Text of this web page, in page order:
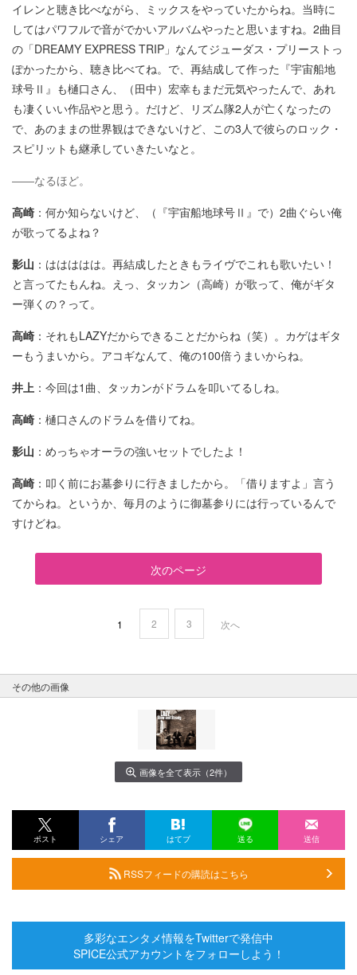
イレンと聴き比べながら、ミックスをやっていたからね。当時に
してはパワフルで音がでかいアルバムやったと思いますね。2曲目
の「DREAMY EXPRESS TRIP」なんてジューダス・プリーストっ
ぽかったから、聴き比べてね。で、再結成して作った『宇宙船地
球号Ⅱ』も樋口さん、（田中）宏幸もまだ元気やったんで、あれ
も凄くいい作品やと思う。だけど、リズム隊2人が亡くなったの
で、あのままの世界観はできないけど、この3人で彼らのロック・
スピリットも継承していきたいなと。
――なるほど。
高崎 ：何か知らないけど、（『宇宙船地球号Ⅱ』で）2曲ぐらい俺
が歌ってるよね？
影山 ：ははははは。再結成したときもライヴでこれも歌いたい！
と言ってたもんね。えっ、タッカン（高崎）が歌って、俺がギタ
ー弾くの？って。
高崎 ：それもLAZYだからできることだからね（笑）。カゲはギタ
ーもうまいから。アコギなんて、俺の100倍うまいからね。
井上 ：今回は1曲、タッカンがドラムを叩いてるしね。
高崎 ：樋口さんのドラムを借りてね。
影山 ：めっちゃオーラの強いセットでしたよ！
高崎 ：叩く前にお墓参りに行きましたから。「借りますよ」言う
てからね。というか、毎月のように御墓参りには行っているんで
すけどね。
次のページ
1 2 3 次へ
その他の画像
画像を全て表示（2件）
ポスト シェア はてブ 送る 送信
RSSフィードの購読はこちら
多彩なエンタメ情報をTwitterで発信中
SPICE公式アカウントをフォローしよう！